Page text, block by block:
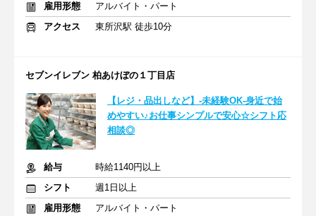
雇用形態
アルバイト・パート
アクセス
東所沢駅 徒歩10分
セブンイレブン 柏あけぼの１丁目店
【レジ・品出しなど】-未経験OK-身近で始
めやすい♪お仕事シンプルで安心☆シフト応
相談◎
給与
時給1140円以上
シフト
週1日以上
雇用形態
アルバイト・パート